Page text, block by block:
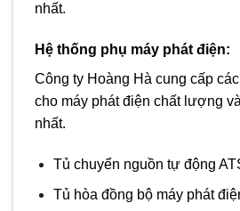
nhất.
Hệ thống phụ máy phát điện:
Công ty Hoàng Hà cung cấp
cho máy phát điện chất lượng
nhất.
Tủ chuyển nguồn tự động
Tủ hòa đồng bộ máy phát